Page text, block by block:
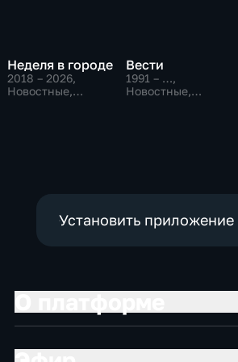
Неделя в городе
2018 – 2026,
Новостные,
Вести
1991 – …,
Новостные,
Установить